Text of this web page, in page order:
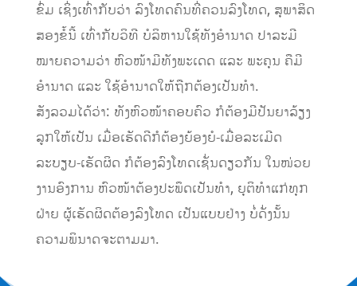
ຂົ່ມ ເຊິ່ງເທົ່າກັບວ່າ ລົງໂທດຄົນທີ່ຄວນລົງໂທດ, ສຸພາສິດ
ສອງຂໍ້ນີ້ ເທົ່າກັບວິທີ ບໍລິຫານໃຊ້ທັງອຳນາດ ປາລະມີ
ໝາຍຄວາມວ່າ ຫົວໜ້າມີທັງພະເດດ ແລະ ພະຄຸນ ຄືມີ
ອຳນາດ ແລະ ໃຊ້ອຳນາດໃຫ້ຖືກຕ້ອງເປັນທຳ.
ສັງລວມໄດ້ວ່າ: ທັງຫົວໜ້າຄອບຄົວ ກໍຕ້ອງມີປັນຍາລ້ຽງ
ລູກໃຫ້ເປັນ ເມື່ອເຮັດດີກໍຕ້ອງຍ້ອງຍໍ-ເມື່ອລະເມີດ
ລະບຽບ-ເຮັດຜິດ ກໍຕ້ອງລົງໂທດເຊັ່ນດຽວກັນ ໃນໜ່ວຍ
ງານອົງການ ຫົວໜ້າຕ້ອງປະພຶດເປັນທຳ, ຍຸຕິທຳແກ່ທຸກ
ຝ່າຍ ຜູ້ເຮັດຜິດຕ້ອງລົງໂທດ ເປັນແບບຢ່າງ ບໍ່ດັ່ງນັ້ນ
ຄວາມພິນາດຈະຕາມມາ.